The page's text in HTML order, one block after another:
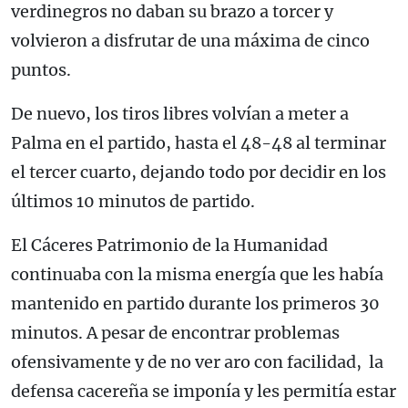
verdinegros no daban su brazo a torcer y
volvieron a disfrutar de una máxima de cinco
puntos.
De nuevo, los tiros libres volvían a meter a
Palma en el partido, hasta el 48-48 al terminar
el tercer cuarto, dejando todo por decidir en los
últimos 10 minutos de partido.
El Cáceres Patrimonio de la Humanidad
continuaba con la misma energía que les había
mantenido en partido durante los primeros 30
minutos. A pesar de encontrar problemas
ofensivamente y de no ver aro con facilidad, la
defensa cacereña se imponía y les permitía estar